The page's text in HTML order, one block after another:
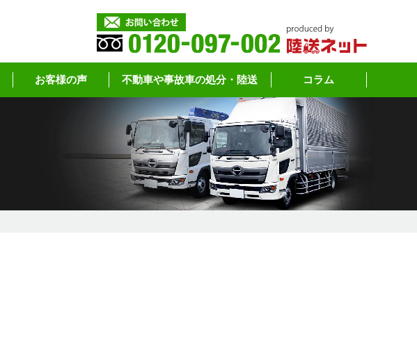
お客様の声 不動車や事故車の処分・陸送 コラム